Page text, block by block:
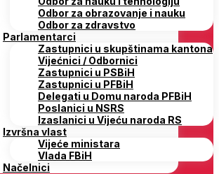
Odbor za obrazovanje i nauku
Odbor za zdravstvo
Parlamentarci
Zastupnici u skupštinama kantona
Vijećnici / Odbornici
Zastupnici u PSBiH
Zastupnici u PFBiH
Delegati u Domu naroda PFBiH
Poslanici u NSRS
Izaslanici u Vijeću naroda RS
Izvršna vlast
Vijeće ministara
Vlada FBiH
Načelnici